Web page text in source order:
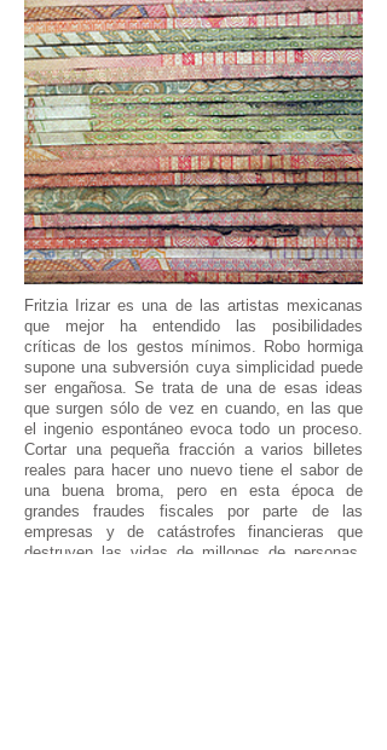
Fritzia Irizar es una de las artistas mexicanas
que mejor ha entendido las posibilidades
críticas de los gestos mínimos. Robo hormiga
supone una subversión cuya simplicidad puede
ser engañosa. Se trata de una de esas ideas
que surgen sólo de vez en cuando, en las que
el ingenio espontáneo evoca todo un proceso.
Cortar una pequeña fracción a varios billetes
reales para hacer uno nuevo tiene el sabor de
una buena broma, pero en esta época de
grandes fraudes fiscales por parte de las
empresas y de catástrofes financieras que
destruyen las vidas de millones de personas,